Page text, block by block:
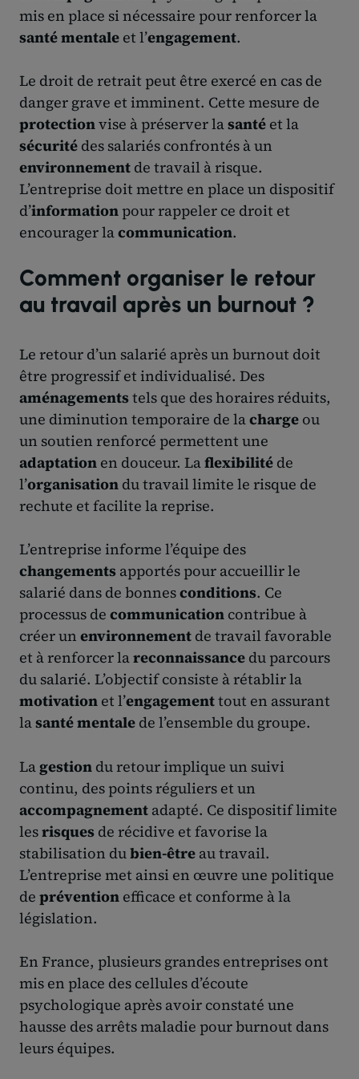
mis en place si nécessaire pour renforcer la
santé mentale et l’engagement.
Le droit de retrait peut être exercé en cas de
danger grave et imminent. Cette mesure de
protectionvise à préserver lasanté et la
sécurité des salariés confrontés à un
environnement de travail à risque.
L’entreprise doit mettre en place un dispositif
d’information pour rappeler ce droit et
encourager lacommunication.
Comment organiser le retour
au travail après un burnout ?
Le retour d’un salarié après un burnout doit
être progressif et individualisé. Des
aménagementstels que des horaires réduits,
une diminution temporaire de lacharge ou
un soutien renforcé permettent une
adaptation en douceur. Laflexibilité de
l’organisation du travail limite le risque de
rechute et facilite la reprise.
L’entreprise informe l’équipe des
changements apportés pour accueillir le
salarié dans de bonnesconditions. Ce
processus de communication contribue à
créer un environnement de travail favorable
et à renforcer lareconnaissance du parcours
du salarié. L’objectif consiste à rétablir la
motivation et l’engagementtout en assurant
lasanté mentale de l’ensemble du groupe.
Lagestion du retour implique un suivi
continu, des points réguliers et un
accompagnement adapté. Ce dispositif limite
lesrisques de récidive et favorise la
stabilisation dubien-être au travail.
L’entreprise met ainsi en œuvre une politique
de prévention efficace et conforme à la
législation.
En France, plusieurs grandes entreprises ont
mis en place des cellules d’écoute
psychologique après avoir constaté une
hausse des arrêts maladie pour burnout dans
leurs équipes.